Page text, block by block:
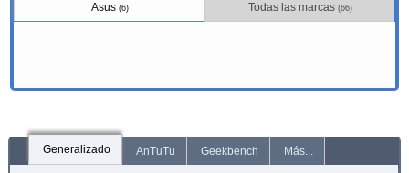
Asus (6) Todas las marcas (66)
Generalizado AnTuTu Geekbench Más...